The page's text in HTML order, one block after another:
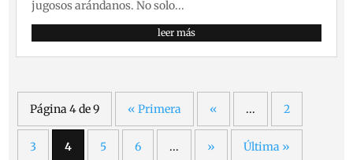
jugosos arándanos. No solo...
leer más
Página 4 de 9 « Primera « ... 2
3 4 5 6 ... » Última »